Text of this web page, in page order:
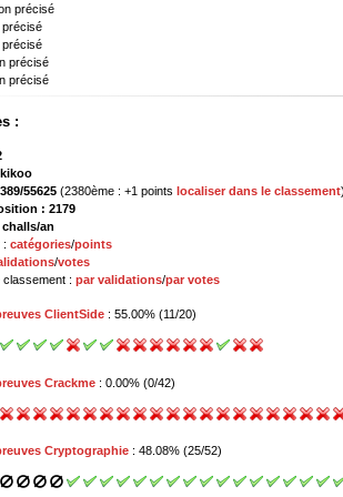
précisé
précisé
précisé
précisé
précisé
:
kikoo
55625(2380ème : +1 pointslocaliser dans le classement
: 2179
an
:catégories/points
/votes
classement :par validations/par votes
ClientSide : 55.00% (11/20)
Crackme : 0.00% (0/42)
Cryptographie : 48.08% (25/52)